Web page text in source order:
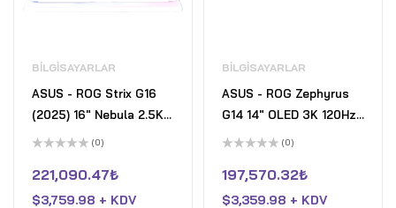
BILGISAYARLAR
ASUS - ROG Strix G16
(2025) 16" Nebula 2.5K
240Hz Gaming Laptop-
275HX- 32GB DDR5-
GeForce RTX 5070- 2TB
üzerinden
0
aldı
(0)
221,090.47₺
$3,759.98 + KDV
BILGISAYARLAR
ASUS - ROG Zephyrus
G14 14" OLED 3K 120Hz
Gaming Laptop - AMD
RAM - NVIDIA GeForce
RTX 5070 - 1TB SSD -
üzerinden
0
aldı
(0)
197,570.32₺
$3,359.98 + KDV